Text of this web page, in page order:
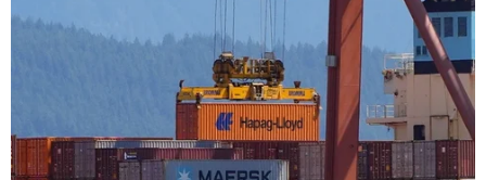
Giao tranh dữ dội ở miền Tây Libya,
nhiều tù nhân vượt ngục
05/08/2026 05:58